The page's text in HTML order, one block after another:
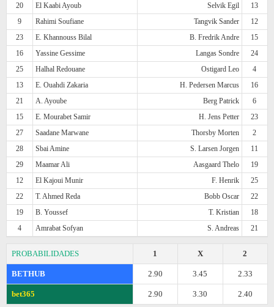
20 El Kaabi Ayoub Selvik Egil
13
9
Rahimi Soufiane Tangvik Sander
12
23
E. Khannouss Bilal B. Fredrik Andre
15
16
Yassine Gessime Langas Sondre
24
25
Halhal Redouane Ostigard Leo
4
13
E. Ouahdi Zakaria H. Pedersen Marcus
16
21
A. Ayoube Berg Patrick
6
15
E. Mourabet Samir H. Jens Petter
23
27
Saadane Marwane Thorsby Morten
2
28
Sbai Amine S. Larsen Jorgen
11
29
Maamar Ali Aasgaard Thelo
19
12
El Kajoui Munir F. Henrik
25
22
T. Ahmed Reda Bobb Oscar
22
19
B. Youssef T. Kristian
18
4
Amrabat Sofyan S. Andreas 21
PROBABILIDADES 2
X
1
BETHUB 2.33
3.45
2.90
bet365 2.40
3.30
2.90